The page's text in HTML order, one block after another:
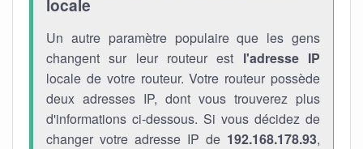
locale
Un autre paramètre populaire que les gens
changent sur leur routeur est l'adresse IP
locale de votre routeur. Votre routeur possède
deux adresses IP, dont vous trouverez plus
d'informations ci-dessous. Si vous décidez de
changer votre adresse IP de 192.168.178.93,